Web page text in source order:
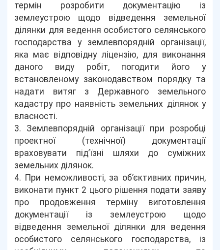
термін розробити документацію із
землеустрою щодо відведення земельної
ділянки для ведення особистого селянського
господарства у землевпорядній організації,
яка має відповідну ліцензію, для виконання
даного виду робіт, погодити його у
встановленому законодавством порядку та
надати витяг з Державного земельного
кадастру про наявність земельних ділянок у
власності.
3. Землевпорядній організації при розробці
проектної (технічної) документації
враховувати під’їзні шляхи до суміжних
земельних ділянок.
4. При неможливості, за об’єктивних причин,
виконати пункт 2 цього рішення подати заяву
про продовження терміну виготовлення
документації із землеустрою щодо
відведення земельної ділянки для ведення
особистого селянського господарства, із